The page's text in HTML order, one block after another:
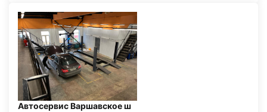
Автосервис Варшавское ш